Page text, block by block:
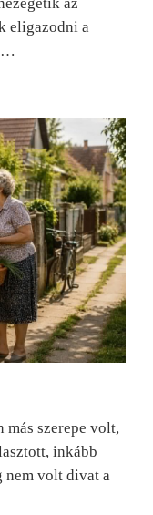
eligazodni a
más szerepe volt,
inkább
nem volt divat a